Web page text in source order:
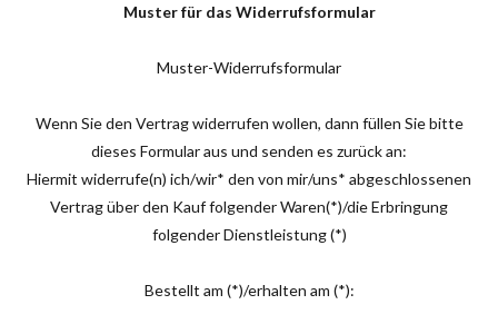
Muster für das Widerrufsformular
Muster-Widerrufsformular
Wenn Sie den Vertrag widerrufen wollen, dann füllen Sie bitte
dieses Formular aus und senden es zurück an:
Hiermit widerrufe(n) ich/wir* den von mir/uns* abgeschlossenen
Vertrag über den Kauf folgender Waren(*)/die Erbringung
folgender Dienstleistung (*)
Bestellt am (*)/erhalten am (*):